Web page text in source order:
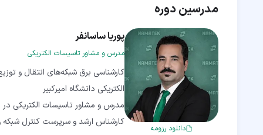
مدرسین دوره
دانلود رزومه
پوریا ساسانفر
مدرس و مشاور تاسیسات الکتریکی
کارشناسی برق شبکه‌های انتقال و
کارشناس ارشد و سرپرست کنترل شبکه